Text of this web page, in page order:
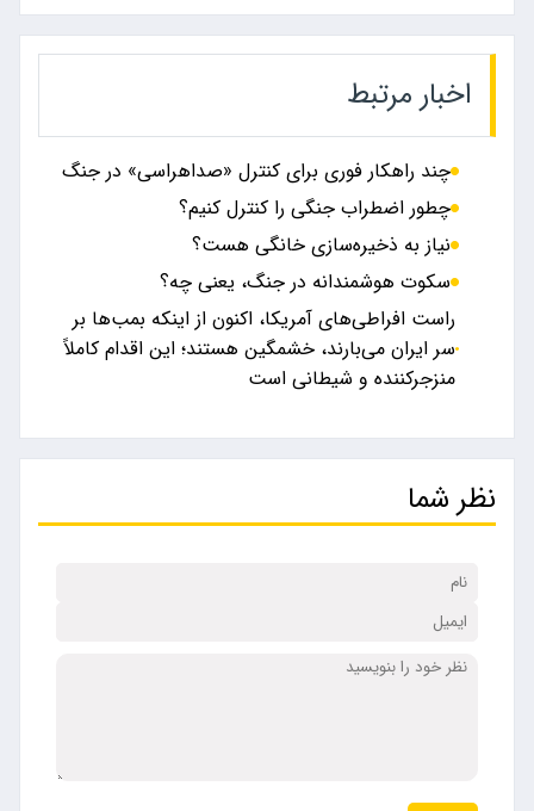
اخبار مرتبط
چند راهکار فوری برای کنترل «صداهراسی» در جنگ
چطور اضطراب جنگی را کنترل کنیم؟
نیاز به ذخیره‌سازی خانگی هست؟
سکوت هوشمندانه در جنگ، یعنی چه؟
راست‌ افراطی‌های آمریکا، اکنون از اینکه بمب‌ها بر
سر ایران می‌بارند، خشمگین هستند؛ این اقدام کاملاً
منزجرکننده و شیطانی است
نظر شما